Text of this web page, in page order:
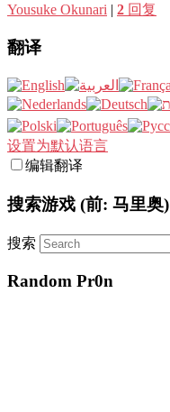
Yousuke Okunari | 2 回复
翻译
设置为默认语言
编辑翻译
搜索游戏 (前: 马里奥)
搜索
Random Pr0n